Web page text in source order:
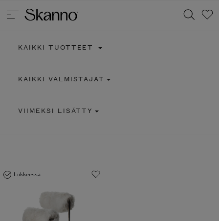
KAIKKI TUOTTEET
KAIKKI VALMISTAJAT
VIIMEKSI LISÄTTY
Liikkeessä